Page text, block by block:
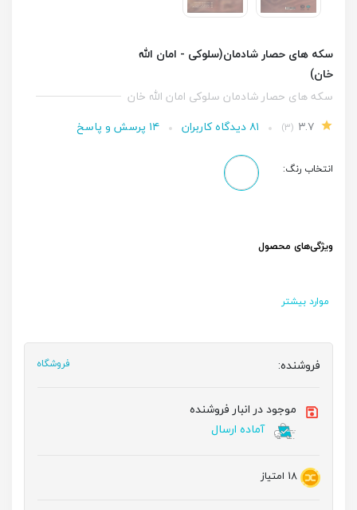
سکه های حصار شادمان(سلوکی - امان الله
خان)
سکه های حصار شادمان سلوکی امان الله خان
(۳) ۸۱ دیدگاه کاربران ۱۴ پرسش و پاسخ
انتخاب رنگ:
ویژگی‌های محصول
موارد بیشتر
فروشنده: فروشگاه
موجود در انبار فروشنده
آماده ارسال
18 امتیاز